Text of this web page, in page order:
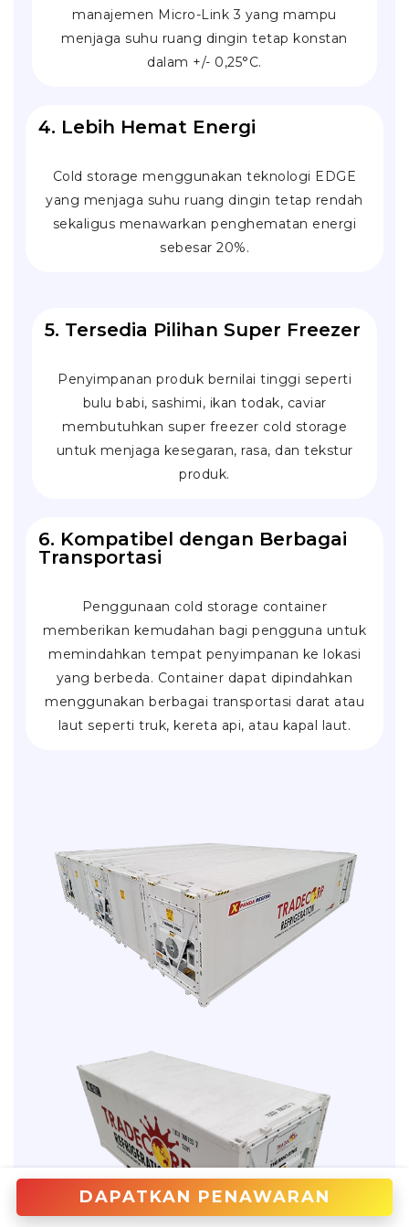
DAPATKAN PENAWARAN
manajemen Micro-Link 3 yang mampu
menjaga suhu ruang dingin tetap konstan
dalam +/- 0,25°C.
4. Lebih Hemat Energi
Cold storage menggunakan teknologi EDGE
yang menjaga suhu ruang dingin tetap rendah
sekaligus menawarkan penghematan energi
sebesar 20%.
5. Tersedia Pilihan Super Freezer
Penyimpanan produk bernilai tinggi seperti
bulu babi, sashimi, ikan todak, caviar
membutuhkan super freezer cold storage
untuk menjaga kesegaran, rasa, dan tekstur
produk.
6. Kompatibel dengan Berbagai
Transportasi
Penggunaan cold storage container
memberikan kemudahan bagi pengguna untuk
memindahkan tempat penyimpanan ke lokasi
yang berbeda. Container dapat dipindahkan
menggunakan berbagai transportasi darat atau
laut seperti truk, kereta api, atau kapal laut.